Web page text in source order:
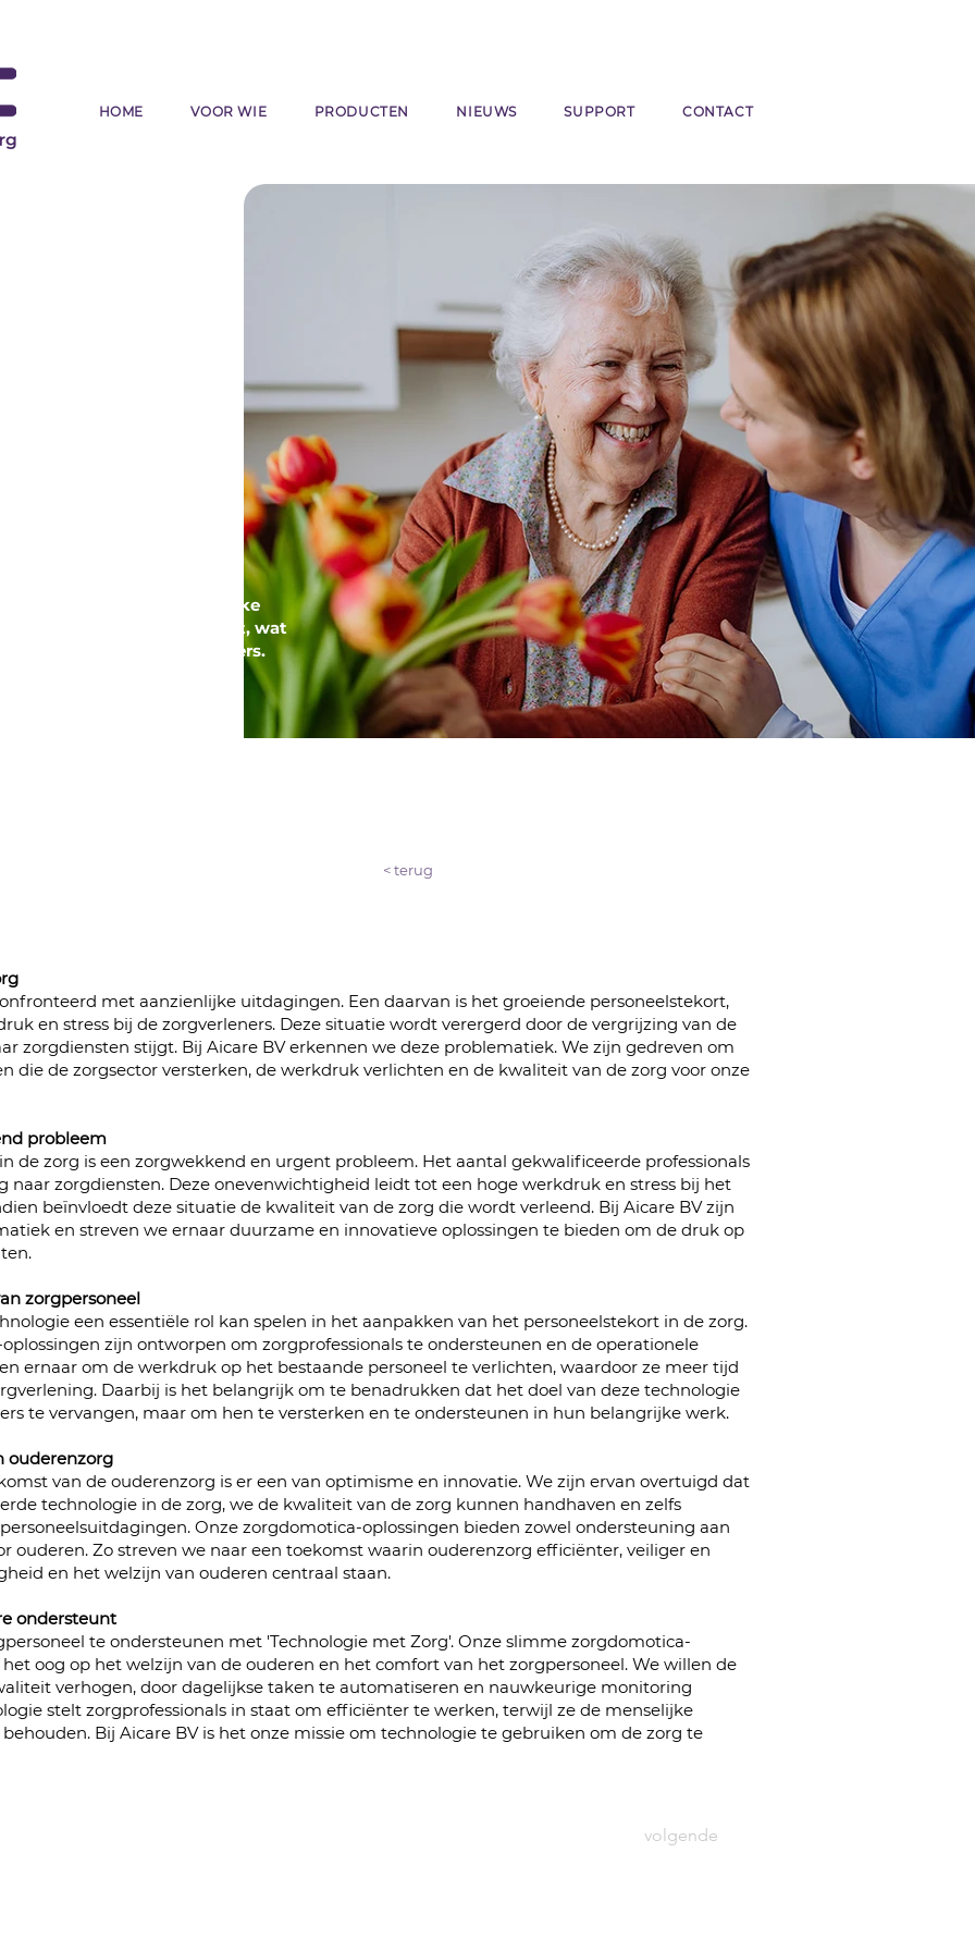
HOME VOOR WIE PRODUCTEN NIEUWS SUPPORT CONTACT
met aanzienlijke
groeiende personeelstekort, wat
en stress bij de zorgverleners.
< terug
met aanzienlijke uitdagingen. Een daarvan is het groeiende personeelstekort,
en stress bij de zorgverleners. Deze situatie wordt verergerd door de vergrijzing van de
zorgdiensten stijgt. Bij Aicare BV erkennen we deze problematiek. We zijn gedreven om
die de zorgsector versterken, de werkdruk verlichten en de kwaliteit van de zorg voor onze
probleem
de zorg is een zorgwekkend en urgent probleem. Het aantal gekwalificeerde professionals
naar zorgdiensten. Deze onevenwichtigheid leidt tot een hoge werkdruk en stress bij het
beïnvloedt deze situatie de kwaliteit van de zorg die wordt verleend. Bij Aicare BV zijn
en streven we ernaar duurzame en innovatieve oplossingen te bieden om de druk op
zorgpersoneel
een essentiële rol kan spelen in het aanpakken van het personeelstekort in de zorg.
zijn ontworpen om zorgprofessionals te ondersteunen en de operationele
ernaar om de werkdruk op het bestaande personeel te verlichten, waardoor ze meer tijd
Daarbij is het belangrijk om te benadrukken dat het doel van deze technologie
te vervangen, maar om hen te versterken en te ondersteunen in hun belangrijke werk.
ouderenzorg
van de ouderenzorg is er een van optimisme en innovatie. We zijn ervan overtuigd dat
technologie in de zorg, we de kwaliteit van de zorg kunnen handhaven en zelfs
Onze zorgdomotica-oplossingen bieden zowel ondersteuning aan
ouderen. Zo streven we naar een toekomst waarin ouderenzorg efficiënter, veiliger en
en het welzijn van ouderen centraal staan.
ondersteunt
te ondersteunen met 'Technologie met Zorg'. Onze slimme zorgdomotica-
oog op het welzijn van de ouderen en het comfort van het zorgpersoneel. We willen de
verhogen, door dagelijkse taken te automatiseren en nauwkeurige monitoring
stelt zorgprofessionals in staat om efficiënter te werken, terwijl ze de menselijke
Bij Aicare BV is het onze missie om technologie te gebruiken om de zorg te
volgende